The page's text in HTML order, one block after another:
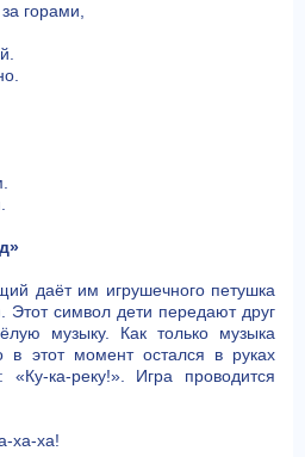
горами,
даёт им игрушечного петушка
Этот символ дети передают друг
музыку. Как только музыка
в этот момент остался в руках
«Ку-ка-реку!». Игра проводится
ха-ха!